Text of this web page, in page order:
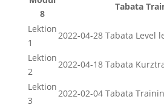
8
Tabata
Lektion
1
2022-04-28 Tabata Level
Lektion
2
2022-04-18 Tabata
Lektion
3
2022-02-04 Tabata